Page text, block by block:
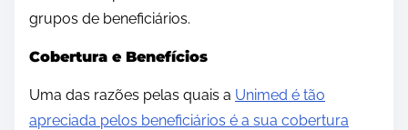
grupos de beneficiários.
Cobertura e Benefícios
Uma das razões pelas quais a Unimed é tão
apreciada pelos beneficiários é a sua cobertura